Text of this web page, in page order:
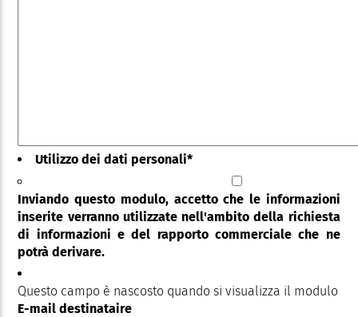
Utilizzo dei dati personali*
Inviando questo modulo, accetto che le informazioni
inserite verranno utilizzate nell'ambito della richiesta
di informazioni e del rapporto commerciale che ne
potrà derivare.
Questo campo è nascosto quando si visualizza il modulo
E-mail destinataire